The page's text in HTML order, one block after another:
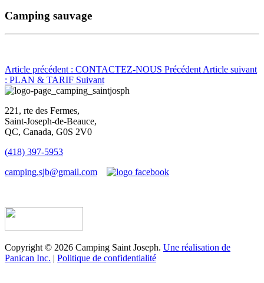
Camping sauvage
Article précédent : CONTACTEZ-NOUS Précédent Article suivant
: PLAN & TARIF Suivant
221, rte des Fermes,
Saint-Joseph-de-Beauce,
QC, Canada, G0S 2V0
(418) 397-5953
camping.sjb@gmail.com
Copyright © 2026 Camping Saint Joseph. Une réalisation de
Panican Inc. | Politique de confidentialité